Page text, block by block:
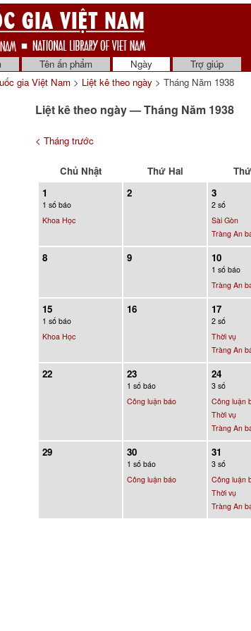
Tên ấn phẩm Ngày
Trợ giúp
gia Việt Nam > Liệt kê theo ngày > Tháng Năm 1938
Liệt kê theo ngày — Tháng Năm 1938
< Tháng trước
Chủ Nhật Thứ Hai
1
1 số báo
Khoa Học
2 3
2 số
Sài Gòn
Tràng An
8 9 10
1 số báo
Tràng An
15
1 số báo
Khoa Học
16 17
2 số
Thời vụ
Tràng An
22 23
1 số báo
Công luận báo
24
3 số
Công luận
Thời vụ
Tràng An
29 30
1 số báo
Công luận báo
31
3 số
Công luận
Thời vụ
Tràng An